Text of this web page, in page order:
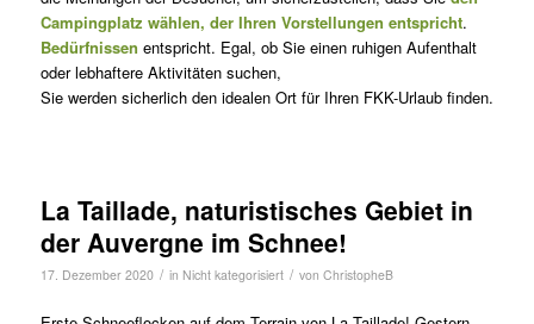
Campingplatz wählen, der Ihren Vorstellungen entspricht.
Bedürfnissen entspricht. Egal, ob Sie einen ruhigen Aufenthalt
oder lebhaftere Aktivitäten suchen,
Sie werden sicherlich den idealen Ort für Ihren FKK-Urlaub finden.
La Taillade, naturistisches Gebiet in
der Auvergne im Schnee!
17. Dezember 2020 / in Nicht kategorisiert / von ChristopheB